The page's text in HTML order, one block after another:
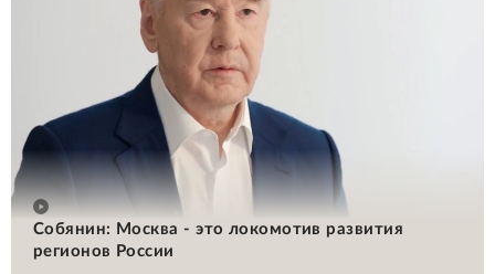
Собянин: Москва - это локомотив развития
регионов России